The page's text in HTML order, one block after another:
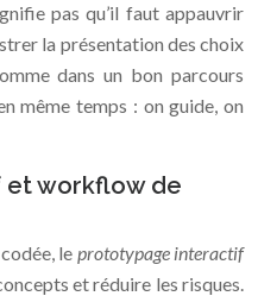
pas qu’il faut appauvrir
la présentation des choix
dans un bon parcours
même temps : on guide, on
workflow de
le prototypage interactif
et réduire les risques.